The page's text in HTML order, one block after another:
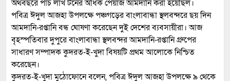
অর্থবছরে পাঁচ লাখ টনের অধিক পেঁয়াজ আমদানি করা হয়েছিল।
পবিত্র ঈদুল আজহা উপলক্ষে পঞ্চগড়ের বাংলাবান্ধা স্থলবন্দরে ছয় দিন
আমদানি-রপ্তানি বন্ধ ঘোষণা করেছেন দুই দেশের ব্যবসায়ীরা। আজ
বৃহস্পতিবার দুপুরে বাংলাবান্ধা স্থলবন্দর আমদানি-রপ্তানি গ্রুপের
সাধারণ সম্পাদক কুদরত-ই-খুদা বিষয়টি প্রথম আলোকে নিশ্চিত
করেছেন।
কুদরত-ই-খুদা মুঠোফোনে বলেন, পবিত্র ঈদুল আজহা উপলক্ষে ৯ থেকে